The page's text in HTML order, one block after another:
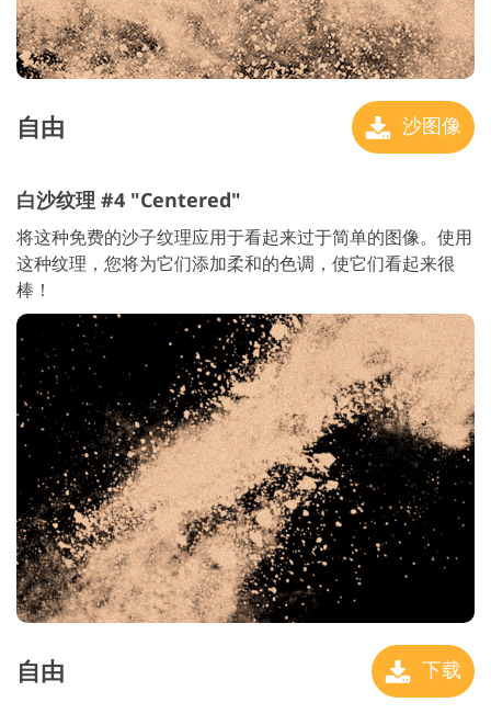
自由 沙图像
白沙纹理 #4 "Centered"
将这种免费的沙子纹理应用于看起来过于简单的图像。使用
这种纹理，您将为它们添加柔和的色调，使它们看起来很
棒！
自由 下载